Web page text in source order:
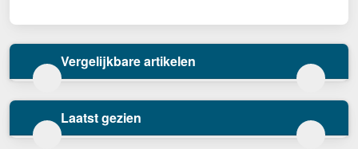
Vergelijkbare artikelen
Laatst gezien